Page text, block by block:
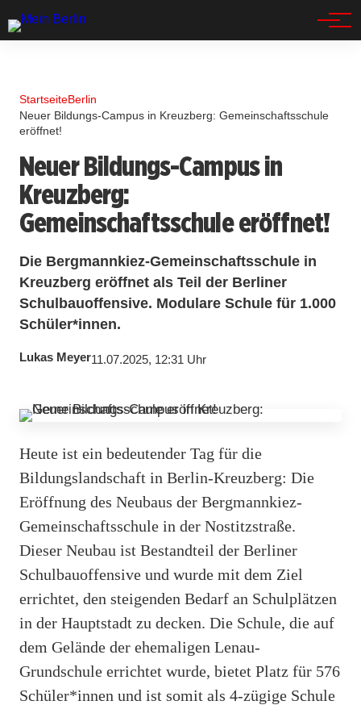
StartseiteBerlin
Neuer Bildungs-Campus in Kreuzberg: Gemeinschaftsschule
eröffnet!
Neuer Bildungs-Campus in
Kreuzberg:
Gemeinschaftsschule eröffnet!
Die Bergmannkiez-Gemeinschaftsschule in
Kreuzberg eröffnet als Teil der Berliner
Schulbauoffensive. Modulare Schule für 1.000
Schüler*innen.
Lukas Meyer11.07.2025, 12:31 Uhr
Heute ist ein bedeutender Tag für die
Bildungslandschaft in Berlin-Kreuzberg: Die
Eröffnung des Neubaus der Bergmannkiez-
Gemeinschaftsschule in der Nostitzstraße.
Dieser Neubau ist Bestandteil der Berliner
Schulbauoffensive und wurde mit dem Ziel
errichtet, den steigenden Bedarf an Schulplätzen
in der Hauptstadt zu decken. Die Schule, die auf
dem Gelände der ehemaligen Lenau-
Grundschule errichtet wurde, bietet Platz für 576
Schüler*innen und ist somit als 4-zügige Schule